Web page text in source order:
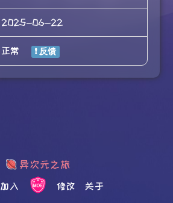
2025-06-22
正常
加入 修改 关于